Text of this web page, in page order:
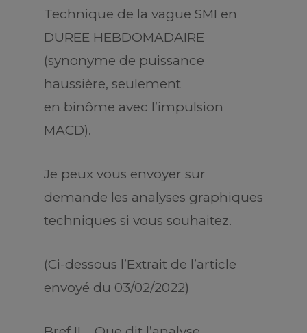
Technique de la vague SMI en
DUREE HEBDOMADAIRE
(synonyme de puissance
haussière, seulement
en binôme avec l’impulsion
MACD).
Je peux vous envoyer sur
demande les analyses graphiques
techniques si vous souhaitez.
(Ci-dessous l’Extrait de l’article
envoyé du 03/02/2022)